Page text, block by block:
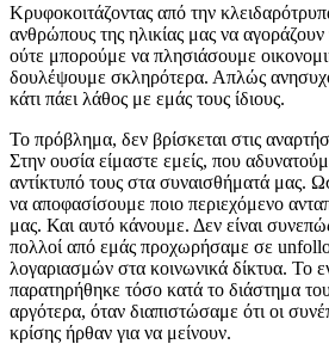
Κρυφοκοιτάζοντας από την
ανθρώπους της ηλικίας μας να
ούτε μπορούμε να πλησιάσουμε
δουλέψουμε σκληρότερα. Απλώς
κάτι πάει λάθος με εμάς τους ίδιους.
Το πρόβλημα, δεν βρίσκεται στις
Στην ουσία είμαστε εμείς, που
αντίκτυπό τους στα συναισθήματά μας.
να αποφασίσουμε ποιο περιεχόμενο
μας. Και αυτό κάνουμε. Δεν είναι
πολλοί από εμάς προχωρήσαμε σε
λογαριασμών στα κοινωνικά δίκτυα. Το
παρατηρήθηκε τόσο κατά το διάστημα
αργότερα, όταν διαπιστώσαμε ότι οι
κρίσης ήρθαν για να μείνουν.